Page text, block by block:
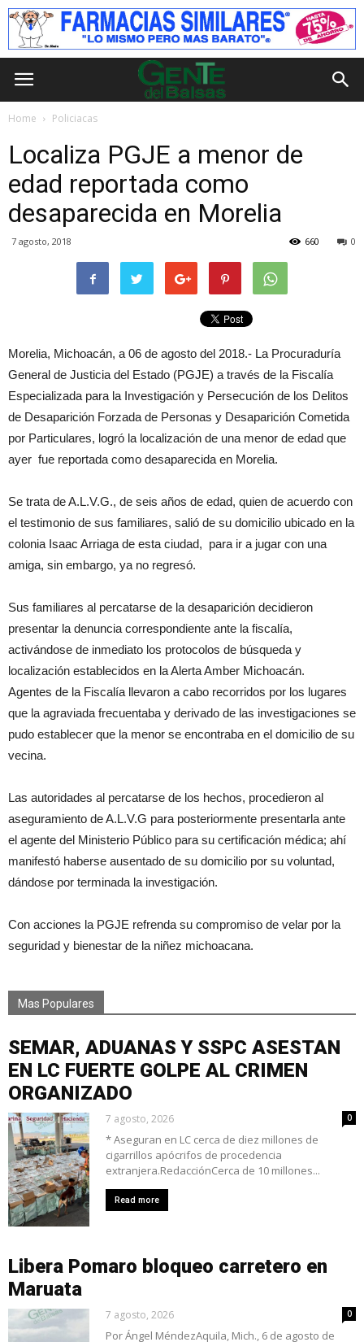
Home Policiacas
Localiza PGJE a menor de
edad reportada como
desaparecida en Morelia
7 agosto, 2018 0
660
Morelia, Michoacán, a 06 de agosto del 2018.- La Procuraduría
General de Justicia del Estado (PGJE) a través de la Fiscalía
Especializada para la Investigación y Persecución de los Delitos
de Desaparición Forzada de Personas y Desaparición Cometida
por Particulares, logró la localización de una menor de edad que
ayer fue reportada como desaparecida en Morelia.
Se trata de A.L.V.G., de seis años de edad, quien de acuerdo con
el testimonio de sus familiares, salió de su domicilio ubicado en la
colonia Isaac Arriaga de esta ciudad, para ir a jugar con una
amiga, sin embargo, ya no regresó.
Sus familiares al percatarse de la desaparición decidieron
presentar la denuncia correspondiente ante la fiscalía,
activándose de inmediato los protocolos de búsqueda y
localización establecidos en la Alerta Amber Michoacán.
Agentes de la Fiscalía llevaron a cabo recorridos por los lugares
que la agraviada frecuentaba y derivado de las investigaciones se
pudo establecer que la menor se encontraba en el domicilio de su
vecina.
Las autoridades al percatarse de los hechos, procedieron al
aseguramiento de A.L.V.G para posteriormente presentarla ante
el agente del Ministerio Público para su certificación médica; ahí
manifestó haberse ausentado de su domicilio por su voluntad,
dándose por terminada la investigación.
Con acciones la PGJE refrenda su compromiso de velar por la
seguridad y bienestar de la niñez michoacana.
Mas Populares
SEMAR, ADUANAS Y SSPC ASESTAN
EN LC FUERTE GOLPE AL CRIMEN
ORGANIZADO
7 agosto, 2026 0
* Aseguran en LC cerca de diez millones de
cigarrillos apócrifos de procedencia
extranjera.RedacciónCerca de 10 millones...
Read more
Libera Pomaro bloqueo carretero en
Maruata
7 agosto, 2026 0
Por Ángel MéndezAquila, Mich., 6 de agosto de